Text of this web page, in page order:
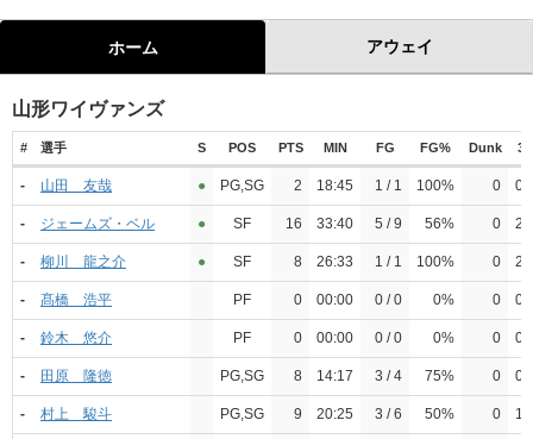
ホーム アウェイ
山形ワイヴァンズ
# 選手 S POS PTS MIN FG FG% Dunk
- 山田 友哉 ●︎ PG,SG 2 18:45 1 / 1 100% 0 0
- ジェームズ・ベル ●︎ SF 16 33:40 5 / 9 56% 0 2
- 柳川 龍之介 ●︎ SF 8 26:33 1 / 1 100% 0 2
- 髙橋 浩平 PF 0 00:00 0 / 0 0% 0 0
- 鈴木 悠介 PF 0 00:00 0 / 0 0% 0 0
- 田原 隆徳 PG,SG 8 14:17 3 / 4 75% 0 0
- 村上 駿斗 PG,SG 9 20:25 3 / 6 50% 0 1